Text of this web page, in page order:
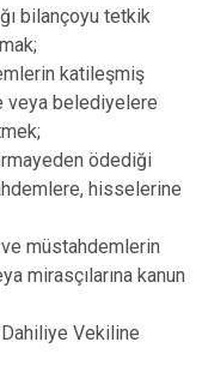
bilançoyu tetkik
katileşmiş
veya belediyelere
ödediği
hisselerine
müstahdemlerin
mirasçılarına kanun
Vekiline